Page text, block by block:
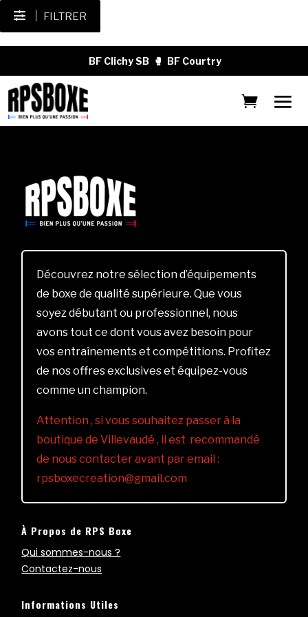
FILTRER
BF Clichy SB 🥊 BF Courtry
Découvrez notre sélection d’équipements
de boxe de qualité supérieure. Que vous
soyez débutant ou professionnel, nous
avons tout ce dont vous avez besoin pour
vos entraînements et compétitions. Profitez
de nos offres exclusives et équipez-vous
comme un champion.
Attention , si vous souhaitez passer à la
boutique de Villevaudé , il est recommandé
de nous contacter avant par email :
rpsboxecreation@gmail.com
À Propos de RPS Boxe
Qui sommes-nous ?
Contactez-nous
Informations Utiles